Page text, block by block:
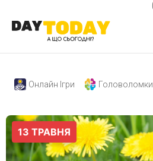
Онлайн Ігри Головоломки